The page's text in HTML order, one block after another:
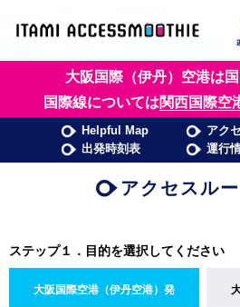
大阪国際（伊丹）空港は国
国際線については関西国際空
Helpful Map
アク
出発時刻表
運行
アクセスル